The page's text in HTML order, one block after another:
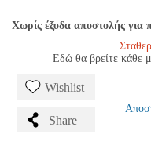
Χωρίς έξοδα αποστολής
Εδώ θα βρείτε κάθε
Wishlist
Share